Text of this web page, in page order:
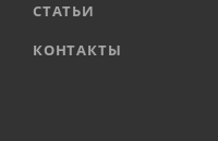
СТАТЬИ
КОНТАКТЫ